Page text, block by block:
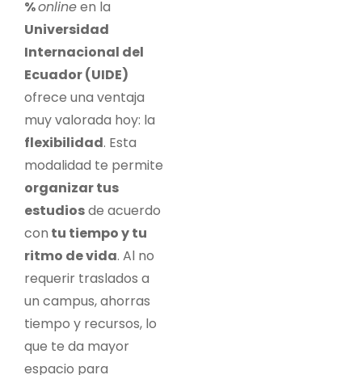
%onlineen la
Universidad
Internacional del
Ecuador (UIDE)
ofrece una ventaja
muy valorada hoy: la
flexibilidad. Esta
modalidad te permite
organizar tus
estudiosde acuerdo
con tu tiempo y tu
ritmo de vida. Al no
requerir traslados a
un campus, ahorras
tiempo y recursos, lo
que te da mayor
espacio para